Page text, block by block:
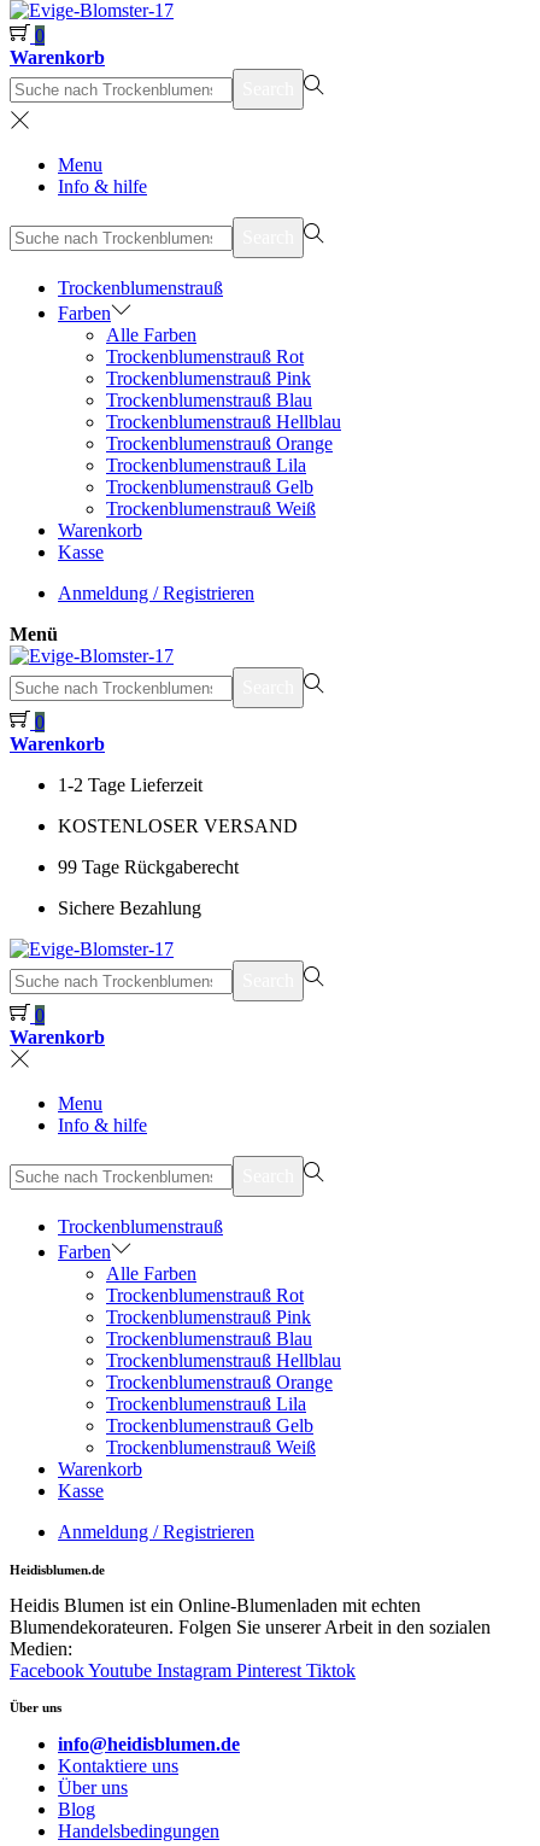
0
Warenkorb
suchen
nach>
Menu
Info & hilfe
suchen
nach>
Trockenblumenstrauß
Farben
Alle Farben
Trockenblumenstrauß Rot
Trockenblumenstrauß Pink
Trockenblumenstrauß Blau
Trockenblumenstrauß Hellblau
Trockenblumenstrauß Orange
Trockenblumenstrauß Lila
Trockenblumenstrauß Gelb
Trockenblumenstrauß Weiß
Warenkorb
Kasse
Anmeldung / Registrieren
Menü
suchen
nach>
0
Warenkorb
1-2 Tage Lieferzeit
KOSTENLOSER VERSAND
99 Tage Rückgaberecht
Sichere Bezahlung
suchen
nach>
0
Warenkorb
Menu
Info & hilfe
suchen
nach>
Trockenblumenstrauß
Farben
Alle Farben
Trockenblumenstrauß Rot
Trockenblumenstrauß Pink
Trockenblumenstrauß Blau
Trockenblumenstrauß Hellblau
Trockenblumenstrauß Orange
Trockenblumenstrauß Lila
Trockenblumenstrauß Gelb
Trockenblumenstrauß Weiß
Warenkorb
Kasse
Anmeldung / Registrieren
Heidisblumen.de
Heidis Blumen ist ein Online-Blumenladen mit echten
Blumendekorateuren. Folgen Sie unserer Arbeit in den sozialen
Medien:
FacebookYoutube Instagram Pinterest Tiktok
Über uns
info@heidisblumen.de
Kontaktiere uns
Über uns
Blog
Handelsbedingungen